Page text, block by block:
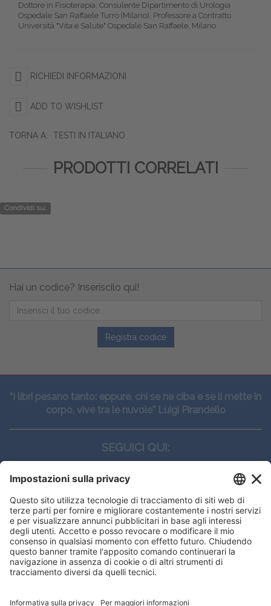
Dottore in Fisioterapia, Consulente Dipartimento di Urologia
Ospedale San Raffaele Turro (Milano), Professore a Contratto
Università "Vita e Salute" Ospedale San Raffaele, Milano
RICHIEDI INFORMAZIONI
ADD TO WISHLIST
TORNA A: TESTI IN ITALIANO
PRODOTTI CORRELATI
Condividi su:
Hai un codice? Inseriscilo qui!
Registra codice
“I libri pesano tanto: eppure, chi se ne ciba e se li mette in
corpo, vive tra le nuvole” Luigi Pirandello
SEGUICI QUI:
CONTATTI
Edi.Ermes srl
Viale E. Forlanini, 21 - 20134, Milano
(+39)027021121
E-mail:eeinfo@eenet.it